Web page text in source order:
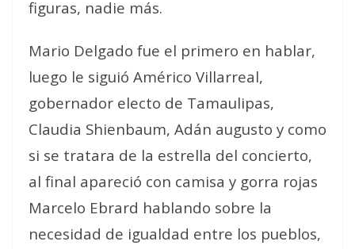
figuras, nadie más.
Mario Delgado fue el primero en hablar,
luego le siguió Américo Villarreal,
gobernador electo de Tamaulipas,
Claudia Shienbaum, Adán augusto y como
si se tratara de la estrella del concierto,
al final apareció con camisa y gorra rojas
Marcelo Ebrard hablando sobre la
necesidad de igualdad entre los pueblos,